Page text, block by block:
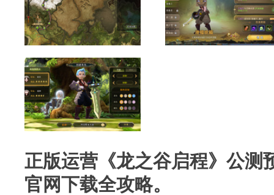
正版运营《龙之谷启程》公测
官网下载全攻略。